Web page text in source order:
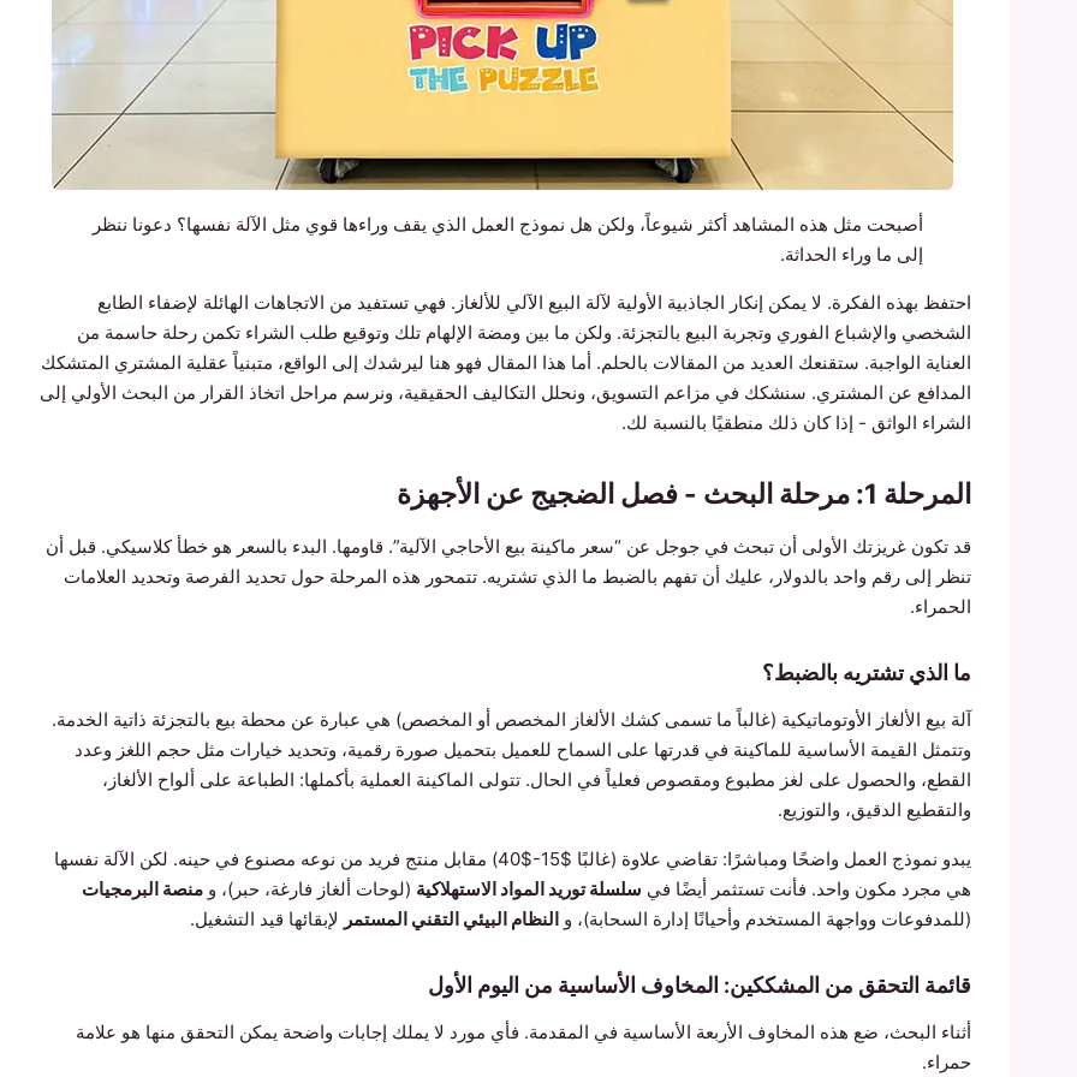
أصبحت مثل هذه المشاهد أكثر شيوعاً، ولكن هل نموذج العمل الذي يقف وراءها قوي مثل الآلة نفسها؟ دعونا ننظر
إلى ما وراء الحداثة.
احتفظ بهذه الفكرة. لا يمكن إنكار الجاذبية الأولية لآلة البيع الآلي للألغاز. فهي تستفيد من الاتجاهات الهائلة لإضفاء الطابع
الشخصي والإشباع الفوري وتجربة البيع بالتجزئة. ولكن ما بين ومضة الإلهام تلك وتوقيع طلب الشراء تكمن رحلة حاسمة من
العناية الواجبة. ستقنعك العديد من المقالات بالحلم. أما هذا المقال فهو هنا ليرشدك إلى الواقع، متبنياً عقلية المشتري المتشكك
المدافع عن المشتري. سنشكك في مزاعم التسويق، ونحلل التكاليف الحقيقية، ونرسم مراحل اتخاذ القرار من البحث الأولي إلى
الشراء الواثق - إذا كان ذلك منطقيًا بالنسبة لك.
المرحلة 1: مرحلة البحث - فصل الضجيج عن الأجهزة
قد تكون غريزتك الأولى أن تبحث في جوجل عن “سعر ماكينة بيع الأحاجي الآلية”. قاومها. البدء بالسعر هو خطأ كلاسيكي. قبل أن
تنظر إلى رقم واحد بالدولار، عليك أن تفهم بالضبط ما الذي تشتريه. تتمحور هذه المرحلة حول تحديد الفرصة وتحديد العلامات
الحمراء.
ما الذي تشتريه بالضبط؟
آلة بيع الألغاز الأوتوماتيكية (غالباً ما تسمى كشك الألغاز المخصص أو المخصص) هي عبارة عن محطة بيع بالتجزئة ذاتية الخدمة.
وتتمثل القيمة الأساسية للماكينة في قدرتها على السماح للعميل بتحميل صورة رقمية، وتحديد خيارات مثل حجم اللغز وعدد
القطع، والحصول على لغز مطبوع ومقصوص فعلياً في الحال. تتولى الماكينة العملية بأكملها: الطباعة على ألواح الألغاز،
والتقطيع الدقيق، والتوزيع.
يبدو نموذج العمل واضحًا ومباشرًا: تقاضي علاوة (غالبًا $15-$40) مقابل منتج فريد من نوعه مصنوع في حينه. لكن الآلة نفسها
هي مجرد مكون واحد. فأنت تستثمر أيضًا في سلسلة توريد المواد الاستهلاكية (لوحات ألغاز فارغة، حبر)، و منصة البرمجيات
(للمدفوعات وواجهة المستخدم وأحيانًا إدارة السحابة)، و النظام البيئي التقني المستمر لإبقائها قيد التشغيل.
قائمة التحقق من المشككين: المخاوف الأساسية من اليوم الأول
أثناء البحث، ضع هذه المخاوف الأربعة الأساسية في المقدمة. فأي مورد لا يملك إجابات واضحة يمكن التحقق منها هو علامة
حمراء.